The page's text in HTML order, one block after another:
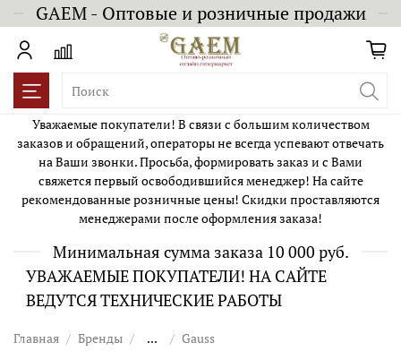
GAEM - Оптовые и розничные продажи
Уважаемые покупатели! В связи с большим количеством
заказов и обращений, операторы не всегда успевают отвечать
на Ваши звонки. Просьба, формировать заказ и с Вами
свяжется первый освободившийся менеджер! На сайте
рекомендованные розничные цены! Скидки проставляются
менеджерами после оформления заказа!
Минимальная сумма заказа 10 000 руб.
УВАЖАЕМЫЕ ПОКУПАТЕЛИ! НА САЙТЕ
ВЕДУТСЯ ТЕХНИЧЕСКИЕ РАБОТЫ
Главная Бренды ... Gauss